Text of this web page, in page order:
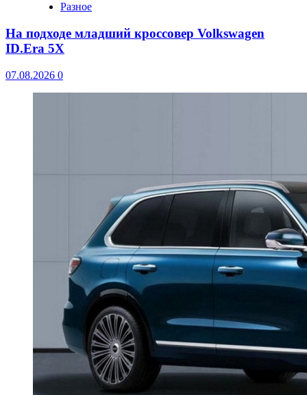
Разное
На подходе младший кроссовер Volkswagen
ID.Era 5X
07.08.2026 0